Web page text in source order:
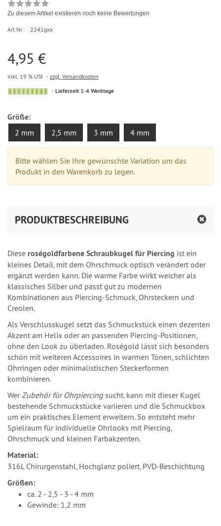
Zu diesem Artikel existieren noch keine Bewertungen
Art.Nr.: 2241gxx
4,95 €
inkl. 19 % USt zzgl. Versandkosten
Lieferzeit 1-4 Werktage
Größe:
2 mm 2,5 mm 3 mm 4 mm
Bitte wählen Sie Ihre gewünschte Variation um das
Produkt in den Warenkorb zu legen.
PRODUKTBESCHREIBUNG
Diese roségoldfarbene Schraubkugel für Piercing ist ein
kleines Detail, mit dem Ohrschmuck optisch verändert oder
ergänzt werden kann. Die warme Farbe wirkt weicher als
klassisches Silber und passt gut zu modernen
Kombinationen aus Piercing-Schmuck, Ohrsteckern und
Creolen.
Als Verschlusskugel setzt das Schmuckstück einen dezenten
Akzent am Helix oder an passenden Piercing-Positionen,
ohne den Look zu überladen. Roségold lässt sich besonders
schön mit weiteren Accessoires in warmen Tönen, schlichten
Ohrringen oder minimalistischen Steckerformen
kombinieren.
Wer Zubehör für Ohrpiercingsucht, kann mit dieser Kugel
bestehende Schmuckstücke variieren und die Schmuckbox
um ein praktisches Element erweitern. So entsteht mehr
Spielraum für individuelle Ohrlooks mit Piercing,
Ohrschmuck und kleinen Farbakzenten.
Material:
316L Chirurgenstahl, Hochglanz poliert, PVD-Beschichtung
Größen:
ca. 2 - 2,5 - 3 - 4 mm
Gewinde: 1,2 mm